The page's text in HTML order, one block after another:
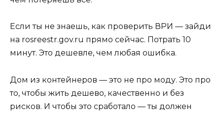
Если ты не знаешь, как проверить ВРИ — зайди
на rosreestr.gov.ru прямо сейчас. Потрать 10
минут. Это дешевле, чем любая ошибка.
Дом из контейнеров — это не про моду. Это про
то, чтобы жить дешево, качественно и без
рисков. И чтобы это сработало — ты должен